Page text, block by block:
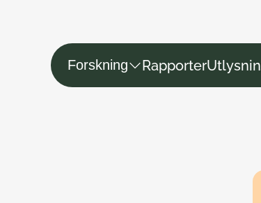
Forskning Rapporter